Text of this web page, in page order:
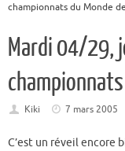
championnats du Monde
Mardi 04/29,
Kiki 7 mars 2005
C’est un réveil encore